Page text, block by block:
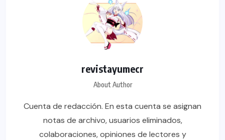
revistayumecr
About Author
Cuenta de redacción. En esta cuenta se asignan
notas de archivo, usuarios eliminados,
colaboraciones, opiniones de lectores y